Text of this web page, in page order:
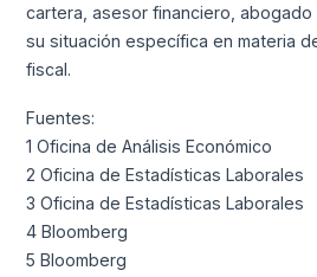
cartera, asesor financiero,
su situación específica en materia
fiscal.
Fuentes:
1 Oficina de Análisis Económico
2 Oficina de Estadísticas Laborales
3 Oficina de Estadísticas Laborales
4 Bloomberg
5 Bloomberg